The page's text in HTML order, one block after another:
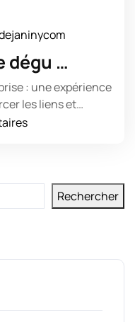
dégu …
: une expérience
les liens et…
Rechercher